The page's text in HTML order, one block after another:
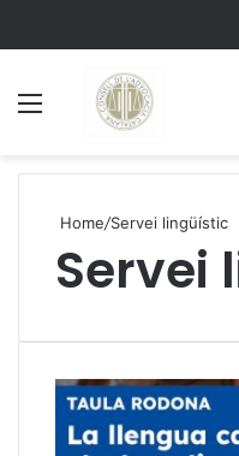
Home/Servei lingüístic
Servei